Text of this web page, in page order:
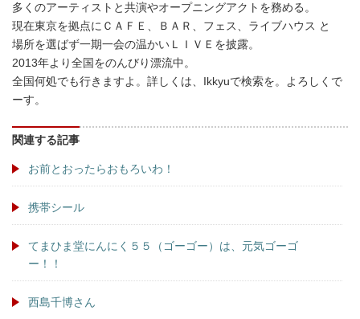
多くのアーティストと共演やオープニングアクトを務める。
現在東京を拠点にＣＡＦＥ、ＢＡＲ、フェス、ライブハウス と
場所を選ばず一期一会の温かいＬＩＶＥを披露。
2013年より全国をのんびり漂流中。
全国何処でも行きますよ。詳しくは、Ikkyuで検索を。よろしくで
ーす。
関連する記事
お前とおったらおもろいわ！
携帯シール
てまひま堂にんにく５５（ゴーゴー）は、元気ゴーゴ
ー！！
西島千博さん